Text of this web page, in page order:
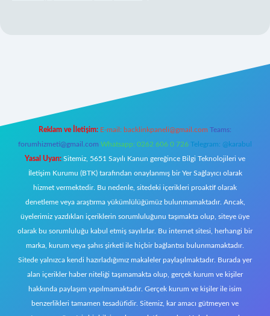
betexper.xyz
Reklam ve İletişim: E-mail: backlinkpaneli@gmail.com Teams:
forumhizmeti@gmail.com Whatsapp: 0262 606 0 726 Telegram: @karabul
Yasal Uyarı: Sitemiz, 5651 Sayılı Kanun gereğince Bilgi Teknolojileri ve
İletişim Kurumu (BTK) tarafından onaylanmış bir Yer Sağlayıcı olarak
hizmet vermektedir. Bu nedenle, sitedeki içerikleri proaktif olarak
denetleme veya araştırma yükümlülüğümüz bulunmamaktadır. Ancak,
üyelerimiz yazdıkları içeriklerin sorumluluğunu taşımakta olup, siteye üye
olarak bu sorumluluğu kabul etmiş sayılırlar. Bu internet sitesi, herhangi bir
marka, kurum veya şahıs şirketi ile hiçbir bağlantısı bulunmamaktadır.
Sitede yalnızca kendi hazırladığımız makaleler paylaşılmaktadır. Burada yer
alan içerikler haber niteliği taşımamakta olup, gerçek kurum ve kişiler
hakkında paylaşım yapılmamaktadır. Gerçek kurum ve kişiler ile isim
benzerlikleri tamamen tesadüfidir. Sitemiz, kar amacı gütmeyen ve